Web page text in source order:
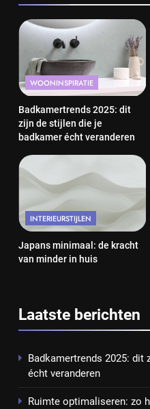
WOONINSPIRATIE
Badkamertrends 2025: dit
zijn de stijlen die je
badkamer écht veranderen
INTERIEURSTIJLEN
Japans minimaal: de kracht
van minder in huis
Laatste berichten
Badkamertrends 2025: dit
écht veranderen
Ruimte optimaliseren: zo